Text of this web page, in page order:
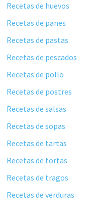
Recetas de huevos
Recetas de panes
Recetas de pastas
Recetas de pescados
Recetas de pollo
Recetas de postres
Recetas de salsas
Recetas de sopas
Recetas de tartas
Recetas de tortas
Recetas de tragos
Recetas de verduras